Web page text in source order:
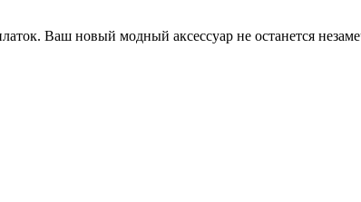
Ваш новый модный аксессуар не останется